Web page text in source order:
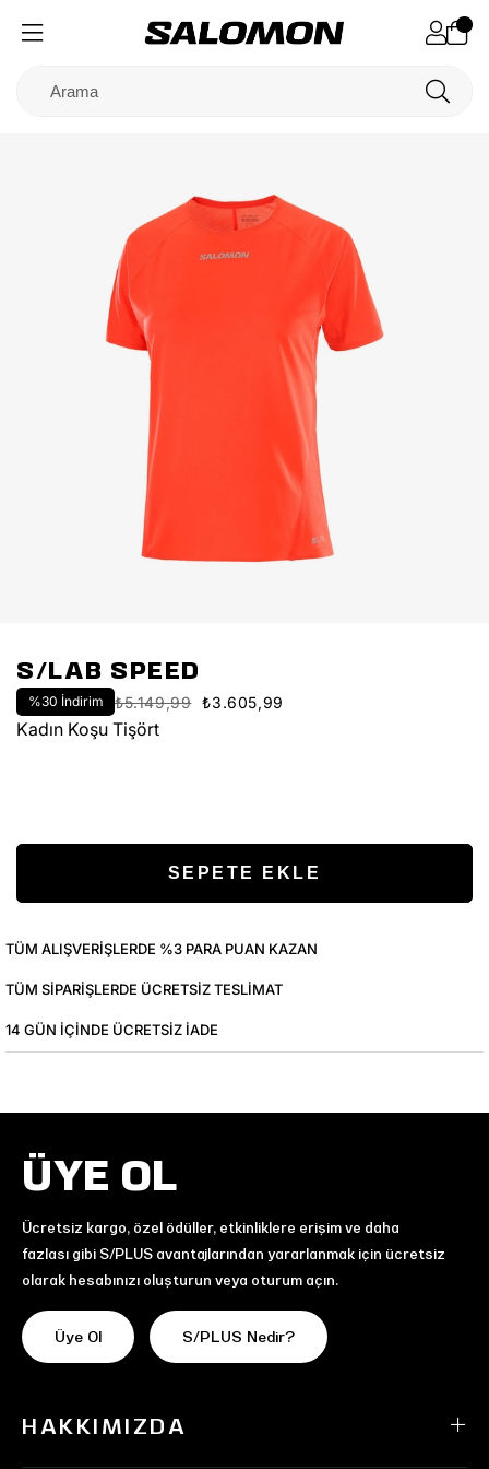
S/LAB SPEED
%30 İndirim ₺5.149,99 ₺3.605,99
Kadın Koşu Tişört
TÜM ALIŞVERIŞLERDE %3 PARA PUAN KAZAN
TÜM SIPARIŞLERDE ÜCRETSIZ TESLIMAT
14 GÜN IÇINDE ÜCRETSIZ IADE
ÜYE OL
Ücretsiz kargo, özel ödüller, etkinliklere erişim ve daha
fazlası gibi S/PLUS avantajlarından yararlanmak için ücretsiz
olarak hesabınızı oluşturun veya oturum açın.
Üye Ol S/PLUS Nedir?
HAKKIMIZDA